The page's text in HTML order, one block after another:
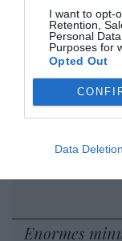
I want to opt-
Retention,
Personal
Purposes for
Opted Out
Data Deletion
DIARIO DE
Diario de la
Oír se
“Pedro
Artículos
Enormes